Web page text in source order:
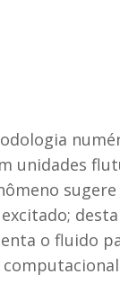
unidades
o fluido